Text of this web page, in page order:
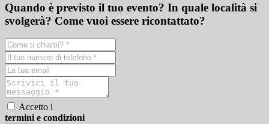
Quando è previsto il tuo evento? In quale località si
svolgerà? Come vuoi essere ricontattato?
Accetto i
termini e condizioni